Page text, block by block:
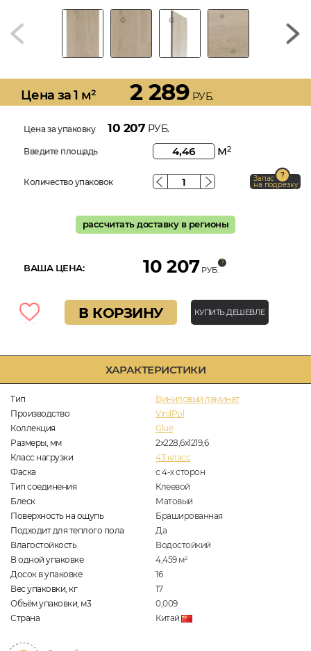
ХАРАКТЕРИСТИКИ
Тип
Виниловый ламинат
Производство
VinilPol
Коллекция
Glue
Размеры, мм
2х228,6х1219,6
Класс нагрузки
43 класс
Фаска
с 4-х сторон
Тип соединения
Клеевой
Блеск
Матовый
Поверхность на ощупь
Брашированная
Подходит для теплого пола
Да
Влагостойкость
Водостойкий
В одной упаковке
4,459 м2
Досок в упаковке
16
Вес упаковки, кг
17
Объём упаковки, м3
0,009
Страна
Китай
Цена за 1 м² 2 289 РУБ.
Цена за упаковку 10 207 РУБ.
Введите площадь м2
Количество упаковок Запас
на подрезку
рассчитать доставку в регионы
ВАША ЦЕНА: 10 207 РУБ.
В КОРЗИНУ КУПИТЬ ДЕШЕВЛЕ